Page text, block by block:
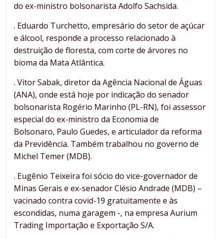
do ex-ministro bolsonarista Adolfo Sachsida.
. Eduardo Turchetto, empresário do setor de açúcar
e álcool, responde a processo relacionado à
destruição de floresta, com corte de árvores no
bioma da Mata Atlântica.
. Vitor Sabak, diretor da Agência Nacional de Águas
(ANA), onde está hoje por indicação do senador
bolsonarista Rogério Marinho (PL-RN), foi assessor
especial do ex-ministro da Economia de
Bolsonaro, Paulo Guedes, e articulador da reforma
da Previdência. Também trabalhou no governo de
Michel Temer (MDB).
. Eugênio Teixeira foi sócio do vice-governador de
Minas Gerais e ex-senador Clésio Andrade (MDB) –
vacinado contra covid-19 gratuitamente e às
escondidas, numa garagem -, na empresa Aurium
Trading Importação e Exportação S/A.